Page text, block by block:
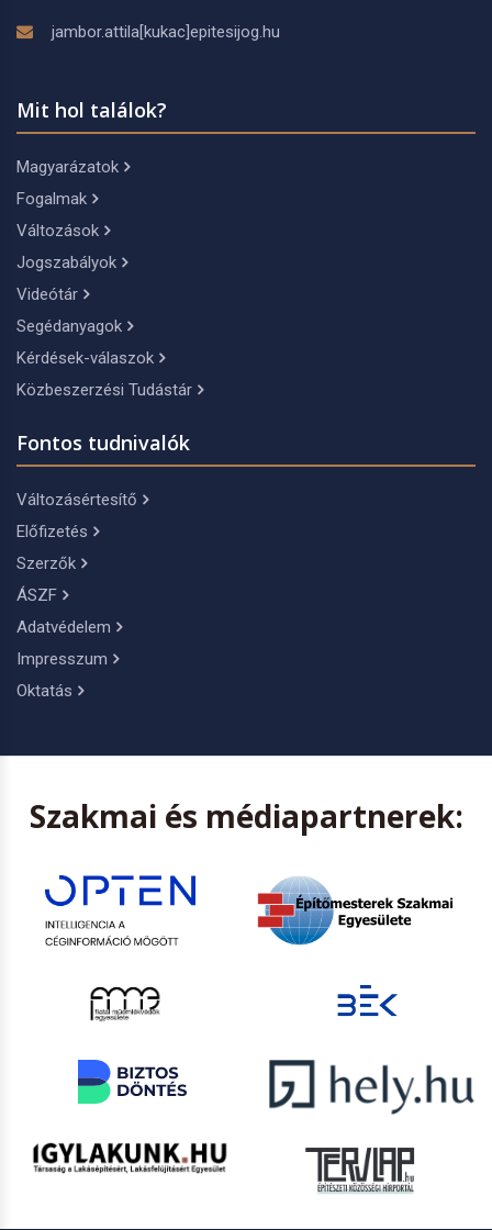
jambor.attila[kukac]epitesijog.hu
Mit hol találok?
Magyarázatok
Fogalmak
Változások
Jogszabályok
Videótár
Segédanyagok
Kérdések-válaszok
Közbeszerzési Tudástár
Fontos tudnivalók
Változásértesítő
Előfizetés
Szerzők
ÁSZF
Adatvédelem
Impresszum
Oktatás
Szakmai és médiapartnerek: